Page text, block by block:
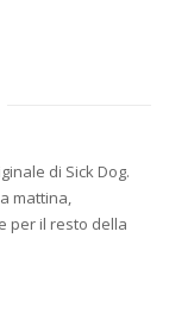
di Sick Dog.
mattina,
per il resto della